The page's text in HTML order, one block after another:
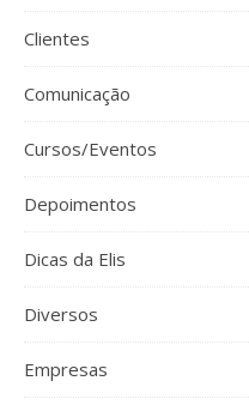
Clientes
Comunicação
Cursos/Eventos
Depoimentos
Dicas da Elis
Diversos
Empresas